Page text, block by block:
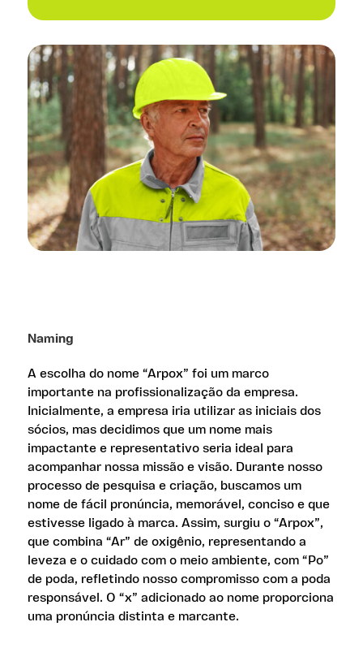
Naming
A escolha do nome “Arpox” foi um marco
importante na profissionalização da empresa.
Inicialmente, a empresa iria utilizar as iniciais dos
sócios, mas decidimos que um nome mais
impactante e representativo seria ideal para
acompanhar nossa missão e visão. Durante nosso
processo de pesquisa e criação, buscamos um
nome de fácil pronúncia, memorável, conciso e que
estivesse ligado à marca. Assim, surgiu o “Arpox”,
que combina “Ar” de oxigênio, representando a
leveza e o cuidado com o meio ambiente, com “Po”
de poda, refletindo nosso compromisso com a poda
responsável. O “x” adicionado ao nome proporciona
uma pronúncia distinta e marcante.